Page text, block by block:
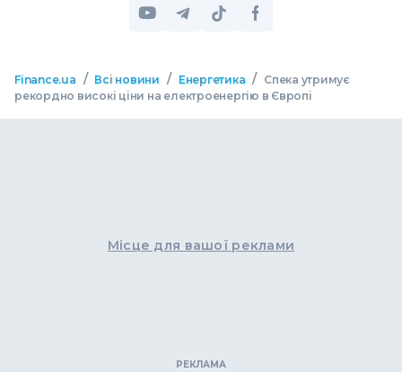
Finance.ua / Всі новини / Енергетика / Спека утримує
рекордно високі ціни на електроенергію в Європі
Місце для вашої реклами